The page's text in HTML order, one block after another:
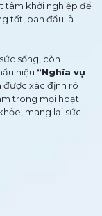
tâm khởi nghiệp để
tốt, ban đầu là
sống, còn
hiệu “Nghĩa vụ
được xác định rõ
trong mọi hoạt
mang lại sức